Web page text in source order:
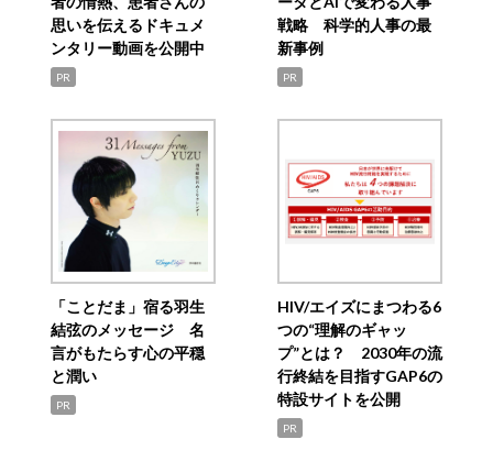
思いを伝えるドキュメ
ンタリー動画を公開中
PR
戦略 科学的人事の最
新事例
PR
「ことだま」宿る羽生
結弦のメッセージ 名
言がもたらす心の平穏
と潤い
PR
HIV/エイズにまつわる6
つの“理解のギャッ
プ”とは？ 2030年の流
行終結を目指すGAP6の
特設サイトを公開
PR